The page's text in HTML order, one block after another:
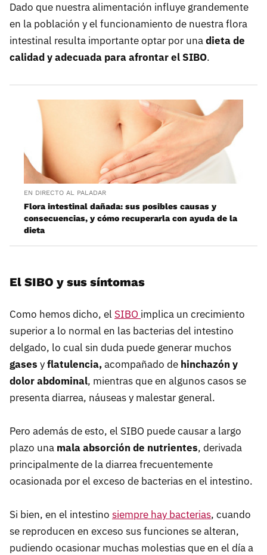
Dado que nuestra alimentación influye grandemente
en la población y el funcionamiento de nuestra flora
intestinal resulta importante optar por unadieta de
calidad y adecuada para afrontar el SIBO.
EN DIRECTO AL PALADAR
Flora intestinal dañada: sus posibles causas y
consecuencias, y cómo recuperarla con ayuda de la
dieta
El SIBO y sus síntomas
Como hemos dicho, el SIBO implica un crecimiento
superior a lo normal en las bacterias del intestino
delgado, lo cual sin duda puede generar muchos
gases yflatulencia,acompañado de hinchazón y
dolor abdominal, mientras que en algunos casos se
presenta diarrea, náuseas y malestar general.
Pero además de esto, el SIBO puede causar a largo
plazo una mala absorción de nutrientes, derivada
principalmente de la diarrea frecuentemente
ocasionada por el exceso de bacterias en el intestino.
Si bien, en el intestino siempre hay bacterias, cuando
se reproducen en exceso sus funciones se alteran,
pudiendo ocasionar muchas molestias que en el día a